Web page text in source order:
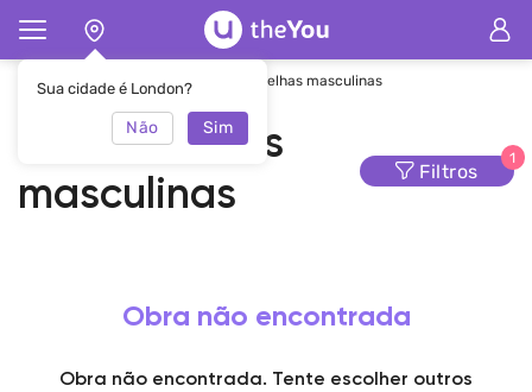
Sua cidade é London?
Não Sim
Principal Sobrancelhas Sobrancelhas masculinas
Sobrancelhas
masculinas
Filtros
1
Obra não encontrada
Obra não encontrada. Tente escolher outros